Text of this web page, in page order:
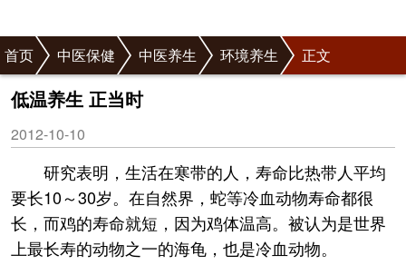
首页 中医保健 中医养生 环境养生 正文
低温养生 正当时
2012-10-10
研究表明，生活在寒带的人，寿命比热带人平均
要长10～30岁。在自然界，蛇等冷血动物寿命都很
长，而鸡的寿命就短，因为鸡体温高。被认为是世界
上最长寿的动物之一的海龟，也是冷血动物。